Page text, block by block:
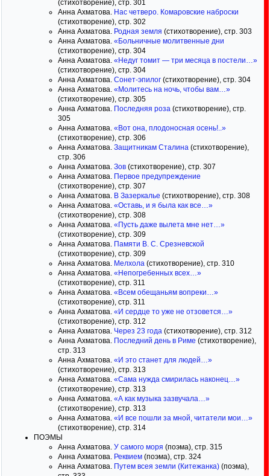
(стихотворение), стр. 301
Анна Ахматова. Нас четверо. Комаровские наброски
(стихотворение), стр. 302
Анна Ахматова. Родная земля (стихотворение), стр. 303
Анна Ахматова. «Больничные молитвенные дни
(стихотворение), стр. 304
Анна Ахматова. «Недуг томит — три месяца в постели…»
(стихотворение), стр. 304
Анна Ахматова. Сонет-эпилог (стихотворение), стр. 304
Анна Ахматова. «Молитесь на ночь, чтобы вам…»
(стихотворение), стр. 305
Анна Ахматова. Последняя роза (стихотворение), стр.
305
Анна Ахматова. «Вот она, плодоносная осень!..»
(стихотворение), стр. 306
Анна Ахматова. Защитникам Сталина (стихотворение),
стр. 306
Анна Ахматова. Зов (стихотворение), стр. 307
Анна Ахматова. Первое предупреждение
(стихотворение), стр. 307
Анна Ахматова. В Зазеркалье (стихотворение), стр. 308
Анна Ахматова. «Оставь, и я была как все…»
(стихотворение), стр. 308
Анна Ахматова. «Пусть даже вылета мне нет…»
(стихотворение), стр. 309
Анна Ахматова. Памяти В. С. Срезневской
(стихотворение), стр. 309
Анна Ахматова. Мелхола (стихотворение), стр. 310
Анна Ахматова. «Непогребенных всех…»
(стихотворение), стр. 311
Анна Ахматова. «Всем обещаньям вопреки…»
(стихотворение), стр. 311
Анна Ахматова. «И сердце то уже не отзовется…»
(стихотворение), стр. 312
Анна Ахматова. Через 23 года (стихотворение), стр. 312
Анна Ахматова. Последний день в Риме (стихотворение),
стр. 313
Анна Ахматова. «И это станет для людей…»
(стихотворение), стр. 313
Анна Ахматова. «Сама нужда смирилась наконец…»
(стихотворение), стр. 313
Анна Ахматова. «А как музыка зазвучала…»
(стихотворение), стр. 313
Анна Ахматова. «И все пошли за мной, читатели мои…»
(стихотворение), стр. 314
ПОЭМЫ
Анна Ахматова. У самого моря (поэма), стр. 315
Анна Ахматова. Реквием (поэма), стр. 324
Анна Ахматова. Путем всея земли (Китежанка) (поэма),